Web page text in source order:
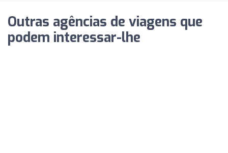
Outras agências de viagens que
podem interessar-lhe